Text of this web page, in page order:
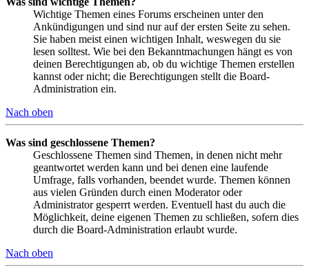
Wichtige Themen eines Forums erscheinen unter den
Ankündigungen und sind nur auf der ersten Seite zu sehen.
Sie haben meist einen wichtigen Inhalt, weswegen du sie
lesen solltest. Wie bei den Bekanntmachungen hängt es von
deinen Berechtigungen ab, ob du wichtige Themen erstellen
kannst oder nicht; die Berechtigungen stellt die Board-
Administration ein.
Nach oben
Was sind geschlossene Themen?
Geschlossene Themen sind Themen, in denen nicht mehr
geantwortet werden kann und bei denen eine laufende
Umfrage, falls vorhanden, beendet wurde. Themen können
aus vielen Gründen durch einen Moderator oder
Administrator gesperrt werden. Eventuell hast du auch die
Möglichkeit, deine eigenen Themen zu schließen, sofern dies
durch die Board-Administration erlaubt wurde.
Nach oben